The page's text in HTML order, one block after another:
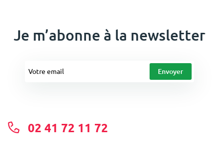
Je m’abonne à la newsletter
02 41 72 11 72